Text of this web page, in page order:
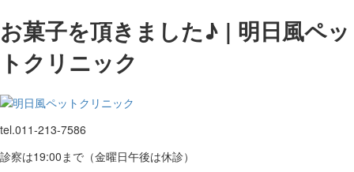
お菓子を頂きました♪ | 明日風ペッ
トクリニック
tel.011-213-7586
診察は19:00まで（金曜日午後は休診）